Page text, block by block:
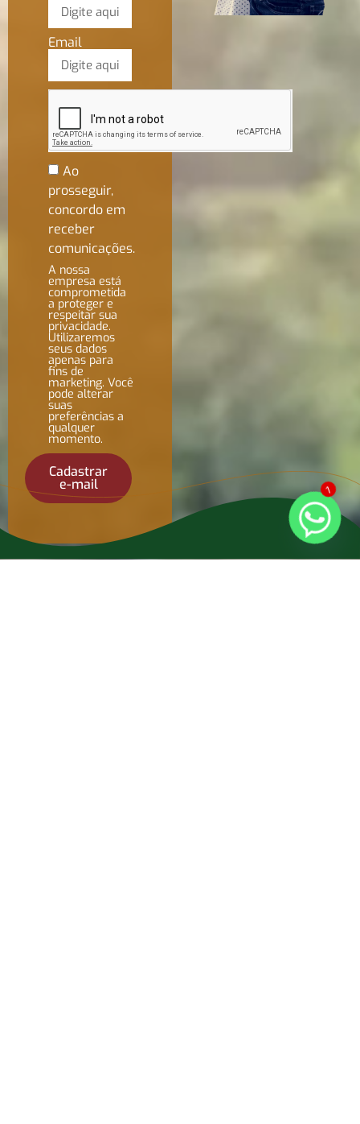
Email
Ao
prosseguir,
concordo em
receber
comunicações.
A nossa
empresa está
comprometida
a proteger e
respeitar sua
privacidade.
Utilizaremos
seus dados
apenas para
fins de
marketing. Você
pode alterar
suas
preferências a
qualquer
momento.
Cadastrar
e-mail
1